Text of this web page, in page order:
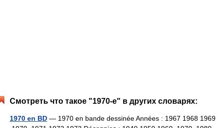
Смотреть что такое "1970-е" в других словарях:
1970 en BD — 1970 en bande dessinée Années : 1967 1968 1969